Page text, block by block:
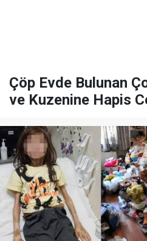
Çöp Evde Bulunan
ve Kuzenine Hapis